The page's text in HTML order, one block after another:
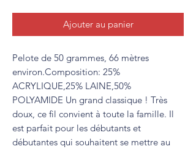
Ajouter au panier
Pelote de 50 grammes, 66 mètres
environ.Composition: 25%
ACRYLIQUE,25% LAINE,50%
POLYAMIDE Un grand classique ! Très
doux, ce fil convient à toute la famille. Il
est parfait pour les débutants et
débutantes qui souhaitent se mettre au